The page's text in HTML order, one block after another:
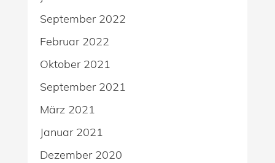
September 2022
Februar 2022
Oktober 2021
September 2021
März 2021
Januar 2021
Dezember 2020